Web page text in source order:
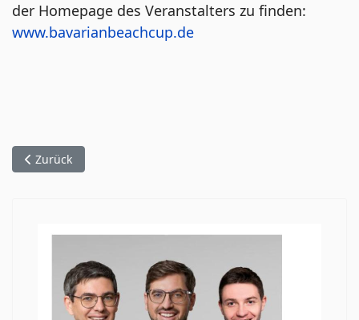
der Homepage des Veranstalters zu finden:
www.bavarianbeachcup.de
Vorheriger Beitrag: 220805_FLG_Brauereiführung
Zurück